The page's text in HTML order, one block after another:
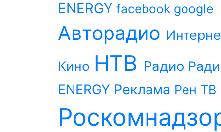
ENERGY facebook google
Авторадио
Кино НТВ Радио
ENERGY Реклама Рен ТВ